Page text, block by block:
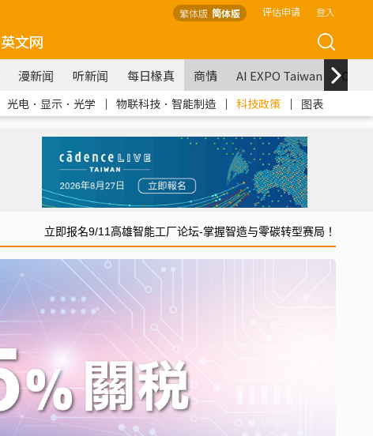
繁体版 简体版 评估申请 登入
英文网
漫新闻 听新闻 每日椽真 商情 AI EXPO Taiwan
光电．显示．光学 ｜ 物联科技．智能制造 ｜ 科技政策 ｜ 图表
立即报名9/11高雄智能工厂论坛-掌握智造与零碳转型赛局！